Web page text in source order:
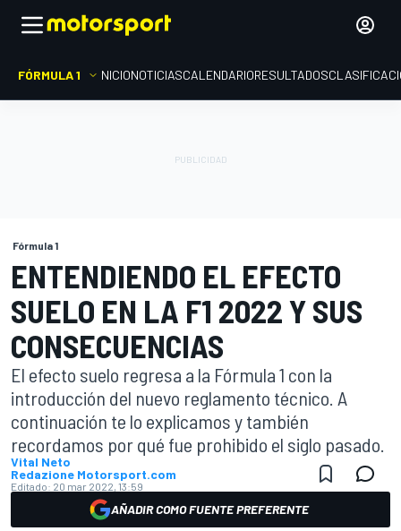
FÓRMULA 1 INICIONOTICIASCALENDARIORESULTADOS
Fórmula 1
ENTENDIENDO EL EFECTO
SUELO EN LA F1 2022 Y SUS
CONSECUENCIAS
El efecto suelo regresa a la Fórmula 1 con la
introducción del nuevo reglamento técnico. A
continuación te lo explicamos y también
recordamos por qué fue prohibido el siglo pasado.
Vital Neto
Redazione Motorsport.com
Editado: 20 mar 2022, 13:59
AÑADIR COMO FUENTE PREFERENTE